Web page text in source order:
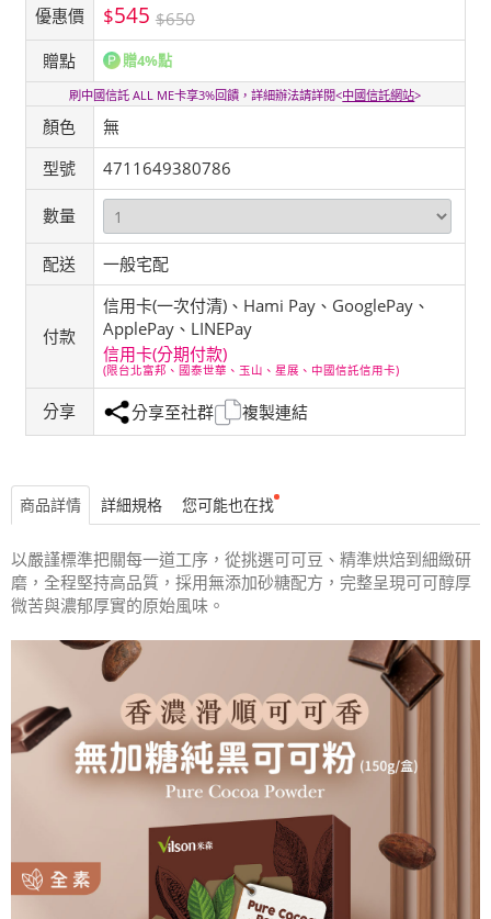
優惠價 $545 $650
贈點
贈4%點
刷中國信託 ALL ME卡享3%回饋，詳細辦法請詳閱<中國信託網站>
顏色
無
型號
4711649380786
數量
配送 一般宅配
付款
信用卡(一次付清)、Hami Pay、GooglePay、
ApplePay、LINEPay
信用卡(分期付款)
(限台北富邦、國泰世華、玉山、星展、中國信託信用卡)
分享 分享至社群 複製連結
商品詳情 詳細規格 您可能也在找
以嚴謹標準把關每一道工序，從挑選可可豆、精準烘焙到細緻研
磨，全程堅持高品質，採用無添加砂糖配方，完整呈現可可醇厚
微苦與濃郁厚實的原始風味。